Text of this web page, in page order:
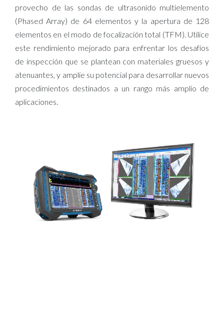
provecho de las sondas de ultrasonido multielemento
(Phased Array) de 64 elementos y la apertura de 128
elementos en el modo de focalización total (TFM). Utilice
este rendimiento mejorado para enfrentar los desafíos
de inspección que se plantean con materiales gruesos y
atenuantes, y amplíe su potencial para desarrollar nuevos
procedimientos destinados a un rango más amplio de
aplicaciones.